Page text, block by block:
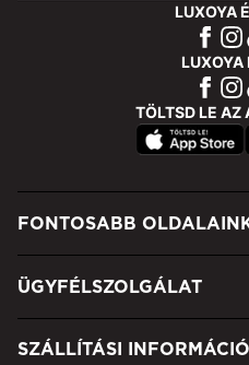
LUXOYA
LUXOYA
TÖLTSD LE AZ
FONTOSABB
ÜGYFÉLSZOLGÁLAT
SZÁLLÍTÁSI INFORMÁCIÓ